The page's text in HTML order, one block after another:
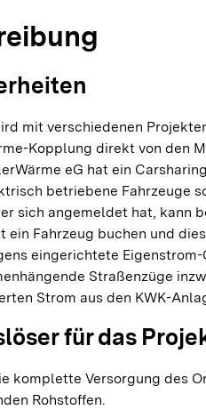
mit verschiedenen
Kopplung direkt von den
eG hat ein
betriebene Fahrzeuge
sich angemeldet hat, kann
ein Fahrzeug buchen und
eingerichtete Eigenstrom-
Straßenzüge
Strom aus den KWK-
für das
komplette Versorgung des
Rohstoffen.